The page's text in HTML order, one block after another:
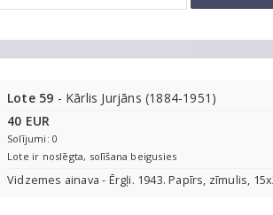
Lote 59 - Kārlis Jurjāns (1884-1951)
40 EUR
Solījumi: 0
Lote ir noslēgta, solīšana beigusies
Vidzemes ainava - Ērgļi. 1943. Papīrs, zīmulis,